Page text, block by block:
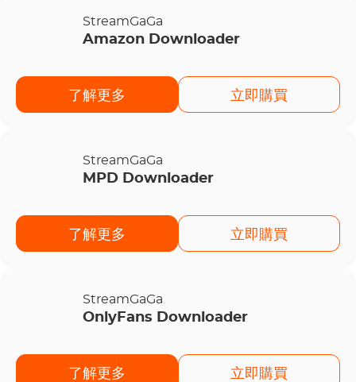
StreamGaGa
Amazon Downloader
了解更多 立即購買
StreamGaGa
MPD Downloader
了解更多 立即購買
StreamGaGa
OnlyFans Downloader
了解更多 立即購買